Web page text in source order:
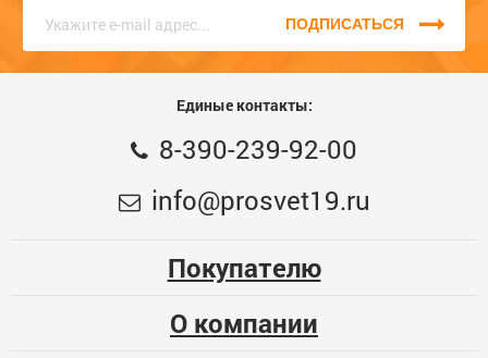
консультанты с радостью помогут Вам!ПОДПИСАТЬСЯ
Единые контакты:
8-390-239-92-00
info@prosvet19.ru
Покупателю
О компании